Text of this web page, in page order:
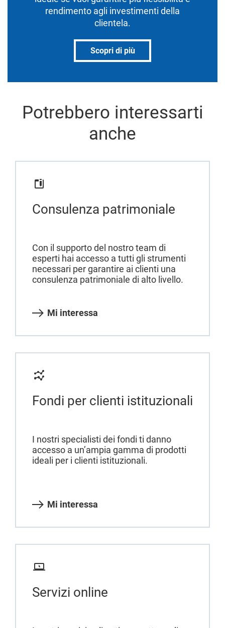
rendimento agli investimenti della
clientela.
Scopri di più
Potrebbero interessarti
anche
Consulenza patrimoniale
Con il supporto del nostro team di
esperti hai accesso a tutti gli strumenti
necessari per garantire ai clienti una
consulenza patrimoniale di alto livello.
Mi interessa
Fondi per clienti istituzionali
I nostri specialisti dei fondi ti danno
accesso a un’ampia gamma di prodotti
ideali per i clienti istituzionali.
Mi interessa
Servizi online